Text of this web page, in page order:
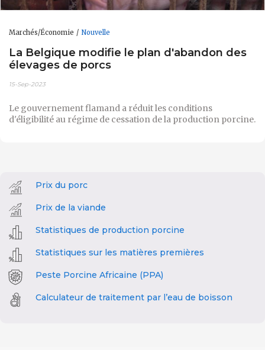
Marchés/Économie Nouvelle
La Belgique modifie le plan d'abandon des
élevages de porcs
15-Sep-2023
Le gouvernement flamand a réduit les conditions
d'éligibilité au régime de cessation de la production porcine.
Prix du porc
Prix de la viande
Statistiques de production porcine
Statistiques sur les matières premières
Peste Porcine Africaine (PPA)
Calculateur de traitement par l’eau de boisson